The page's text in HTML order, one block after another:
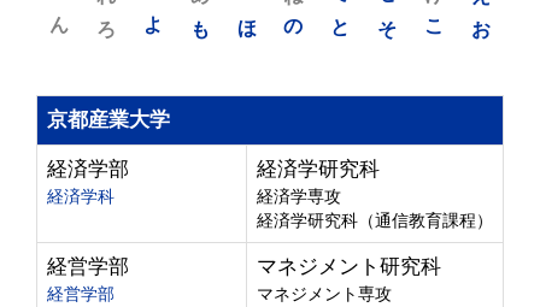
お
こ
そ
と
の
ほ
も
よ
ろ
ん
京都産業大学
経済学部
経済学科
経済学研究科
経済学専攻
経済学研究科（通信教育課程）
経営学部
経営学部
マネジメント研究科
マネジメント専攻